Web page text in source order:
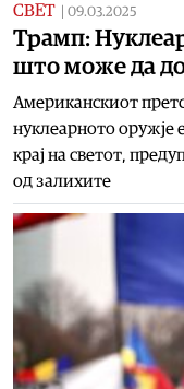
СВЕТ 09.03.2025
Трамп:
што може да
Американскиот
нуклеарното оружје
крај на светот,
од залихите